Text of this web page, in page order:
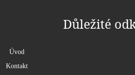
Důležité
Úvod
Kontakt